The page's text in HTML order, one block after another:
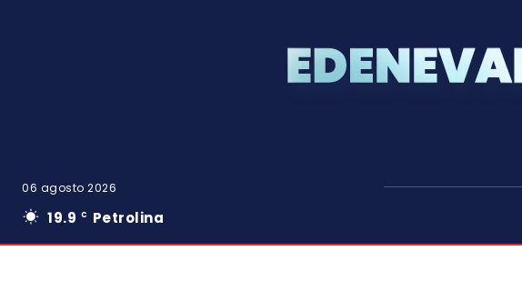
06 agosto 2026
19.9 C Petrolina